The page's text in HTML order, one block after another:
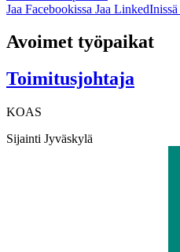
Jaa Facebookissa Jaa LinkedInissä
Avoimet työpaikat
Toimitusjohtaja
KOAS
Sijainti Jyväskylä